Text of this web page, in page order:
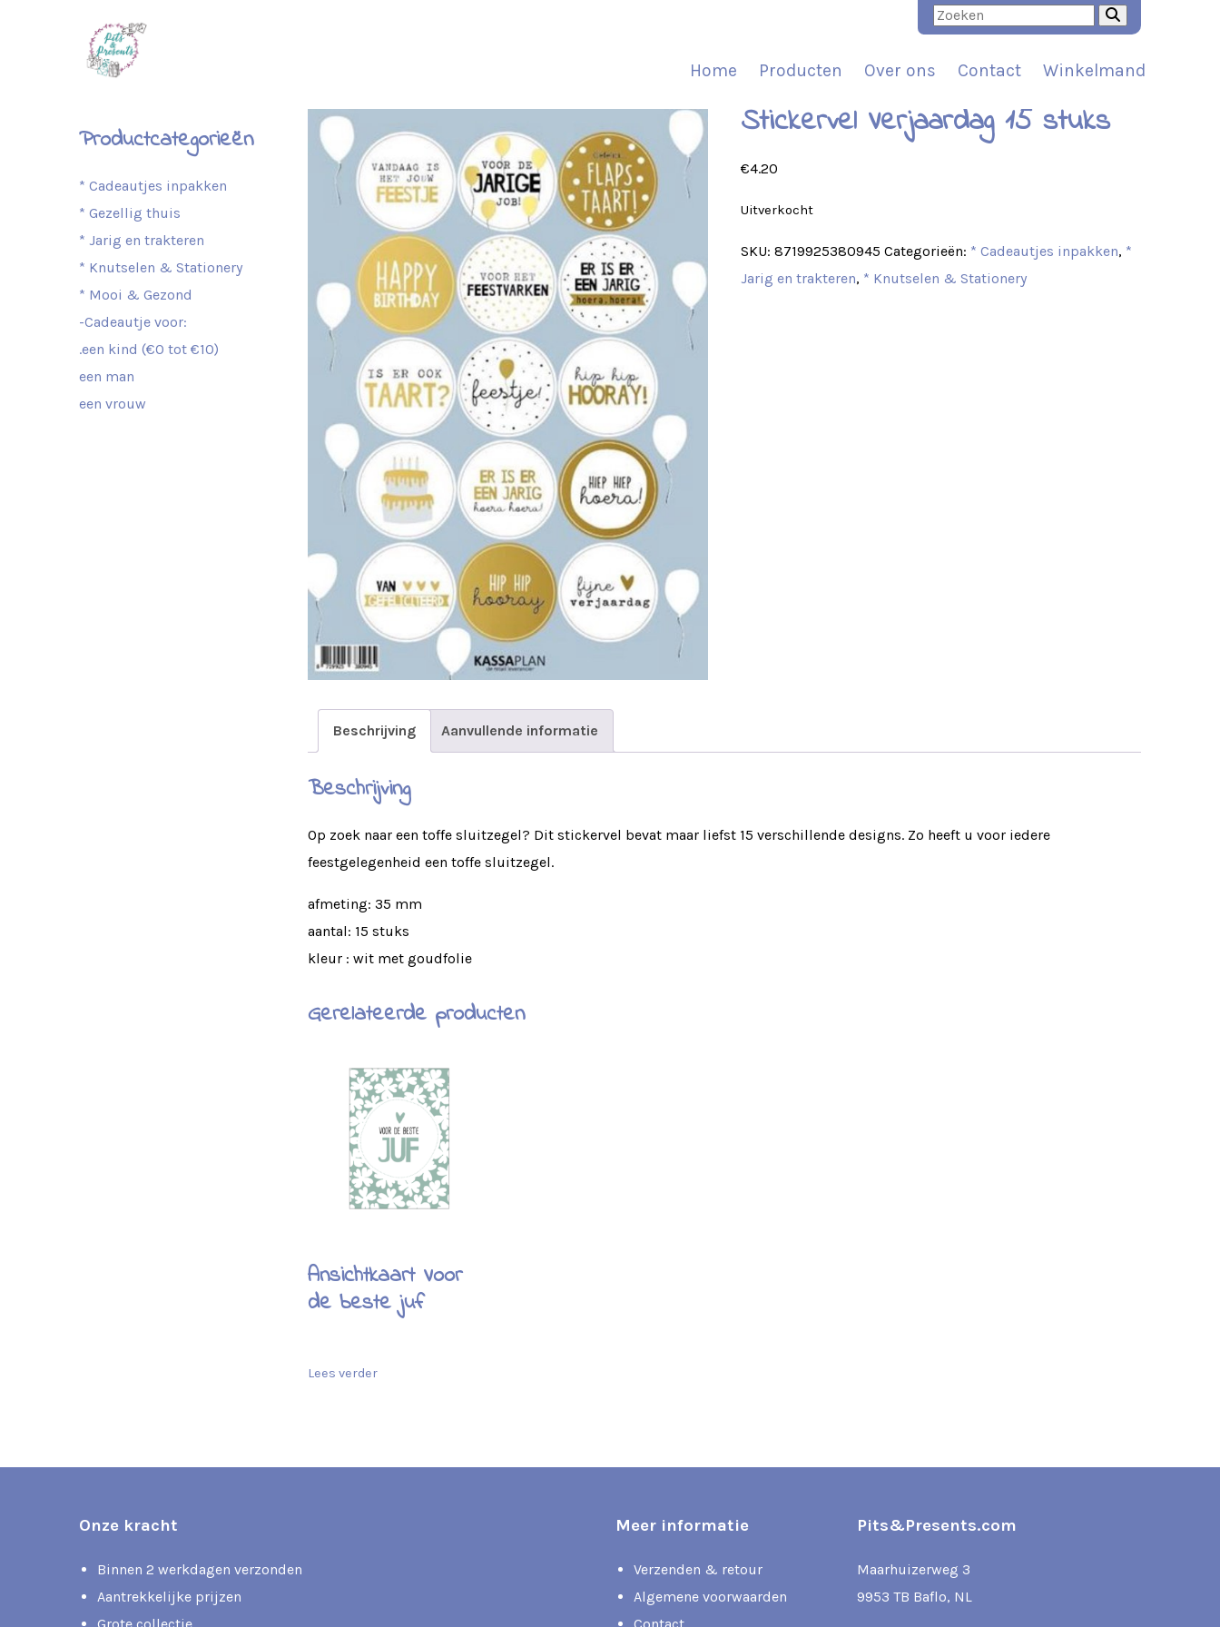
Home Producten Over ons Contact Winkelmand
Stickervel Verjaardag 15 stuks
€4.20
Uitverkocht
SKU:8719925380945 Categorieën: * Cadeautjes inpakken, *
Jarig en trakteren, * Knutselen & Stationery
Beschrijving Aanvullende informatie
Beschrijving
Op zoek naar een toffe sluitzegel? Dit stickervel bevat maar liefst 15 verschillende designs. Zo heeft u voor iedere
feestgelegenheid een toffe sluitzegel.
afmeting: 35 mm
aantal: 15 stuks
kleur : wit met goudfolie
Gerelateerde producten
Ansichtkaart Voor
de beste juf
Lees verder
Productcategorieën
* Cadeautjes inpakken
* Gezellig thuis
* Jarig en trakteren
* Knutselen & Stationery
* Mooi & Gezond
-Cadeautje voor:
.een kind (€0 tot €10)
een man
een vrouw
Onze kracht
Binnen 2 werkdagen verzonden
Aantrekkelijke prijzen
Grote collectie
Meer informatie
Verzenden & retour
Algemene voorwaarden
Contact
Pits&Presents.com
Maarhuizerweg 3
9953 TB Baflo, NL